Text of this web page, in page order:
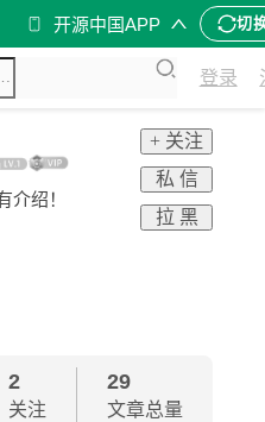
开源中国APP 切
登录
介绍！
+ 关注
私 信
拉 黑
2
关注
29
文章总量